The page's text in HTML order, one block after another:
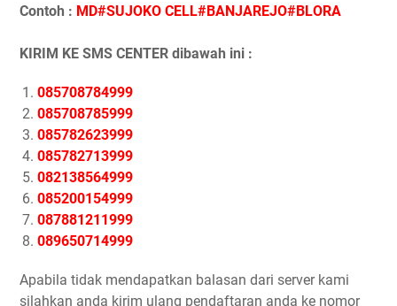
Contoh : MD#SUJOKO CELL#BANJAREJO#BLORA
KIRIM KE SMS CENTER dibawah ini :
085708784999
085708785999
085782623999
085782713999
082138564999
085200154999
087881211999
089650714999
Apabila tidak mendapatkan balasan dari server kami
silahkan anda kirim ulang pendaftaran anda ke nomor